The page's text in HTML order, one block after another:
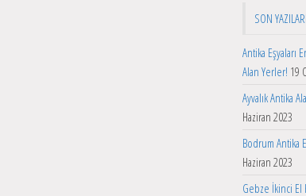
SON
Antika Eşyaları
Alan Yerler! 19
Ayvalık Antika
Haziran 2023
Bodrum Antika
Haziran 2023
Gebze İkinci El